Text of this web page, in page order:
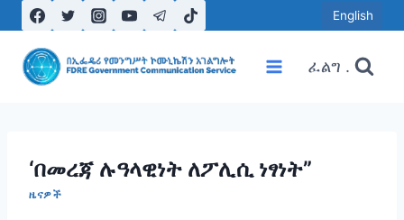
to
content
English
ፈልግ .
‘በመረጃ ሉዓላዊነት ለፖሊሲ ነፃነት”
ዜናዎች